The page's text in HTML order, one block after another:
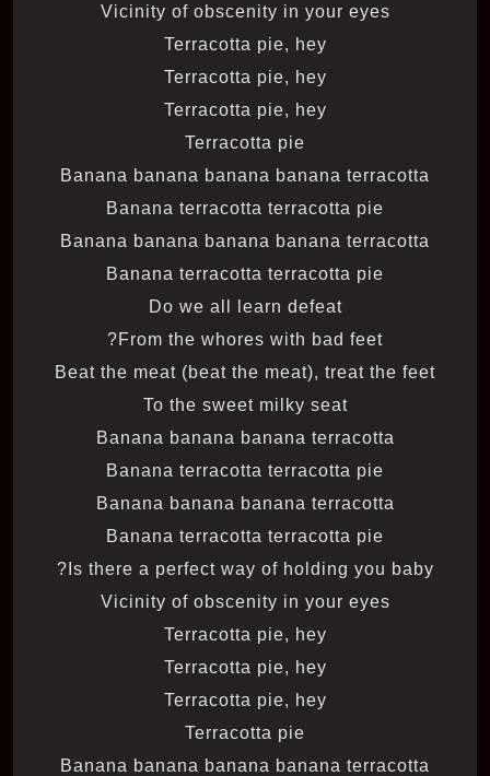
Vicinity of obscenity in your eyes
Terracotta pie, hey
Terracotta pie, hey
Terracotta pie, hey
Terracotta pie
Banana banana banana banana terracotta
Banana terracotta terracotta pie
Banana banana banana banana terracotta
Banana terracotta terracotta pie
Do we all learn defeat
From the whores with bad feet?
Beat the meat (beat the meat), treat the feet
To the sweet milky seat
Banana banana banana terracotta
Banana terracotta terracotta pie
Banana banana banana terracotta
Banana terracotta terracotta pie
Is there a perfect way of holding you baby?
Vicinity of obscenity in your eyes
Terracotta pie, hey
Terracotta pie, hey
Terracotta pie, hey
Terracotta pie
Banana banana banana banana terracotta